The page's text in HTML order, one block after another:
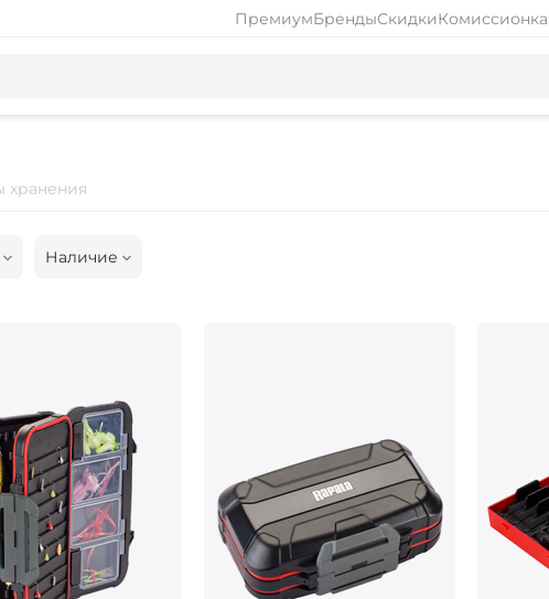
ПремиумБрендыСкидкиКомиссионка
хранения
Наличие